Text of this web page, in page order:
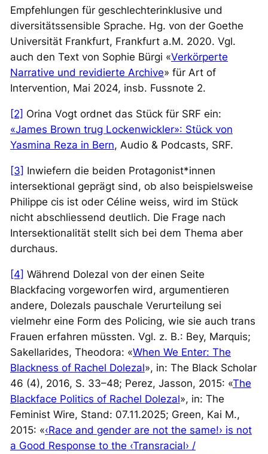
Empfehlungen für geschlechterinklusive und
diversitätssensible Sprache. Hg. von der Goethe
Universität Frankfurt, Frankfurt a.M. 2020. Vgl.
auch den Text von Sophie Bürgi «Verkörperte
Narrative und revidierte Archive» für Art of
Intervention, Mai 2024, insb. Fussnote 2.
[2] Orina Vogt ordnet das Stück für SRF ein:
«James Brown trug Lockenwickler»: Stück von
Yasmina Reza in Bern, Audio & Podcasts, SRF.
[3] Inwiefern die beiden Protagonist*innen
intersektional geprägt sind, ob also beispielsweise
Philippe cis ist oder Céline weiss, wird im Stück
nicht abschliessend deutlich. Die Frage nach
Intersektionalität stellt sich bei dem Thema aber
durchaus.
[4] Während Dolezal von der einen Seite
Blackfacing vorgeworfen wird, argumentieren
andere, Dolezals pauschale Verurteilung sei
vielmehr eine Form des Policing, wie sie auch trans
Frauen erfahren müssten. Vgl. z. B.: Bey, Marquis;
Sakellarides, Theodora: «When We Enter: The
Blackness of Rachel Dolezal», in: The Black Scholar
46 (4), 2016, S. 33–48; Perez, Jasson, 2015: «The
Blackface Politics of Rachel Dolezal», in: The
Feminist Wire, Stand: 07.11.2025; Green, Kai M.,
2015: «‹Race and gender are not the same!› is not
a Good Response to the ‹Transracial› /